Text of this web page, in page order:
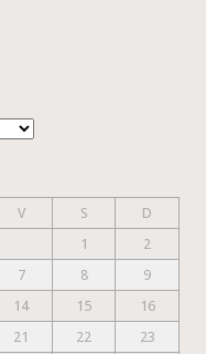
V S
D
1
2
7 8
9
14 15
16
21 22
23